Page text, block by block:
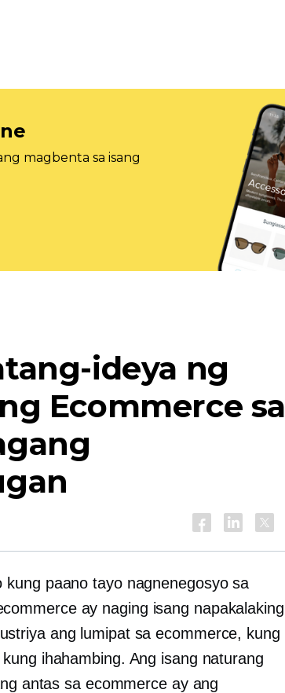
magbenta sa isang
ideya ng
Ecommerce sa
kung paano tayo nagnenegosyo sa
ay naging isang napakalaking
ang lumipat sa ecommerce, kung
ihahambing. Ang isang naturang
antas sa ecommerce ay ang